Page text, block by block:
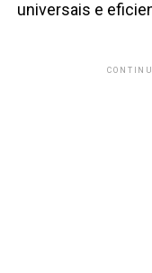
universais e